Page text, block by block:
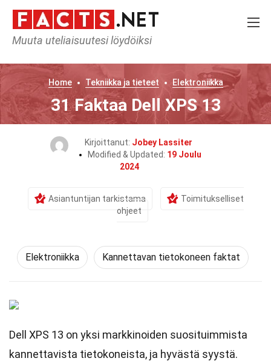
Muuta uteliaisuutesi löydöiksi
Home Tekniikka ja tieteet Elektroniikka
31 Faktaa Dell XPS 13
Kirjoittanut: Jobey Lassiter
Modified & Updated: 19 Joulu
2024
Asiantuntijan tarkistama
Toimitukselliset
ohjeet
Elektroniikka Kannettavan tietokoneen faktat
Dell XPS 13 on yksi markkinoiden suosituimmista
kannettavista tietokoneista, ja hyvästä syystä.